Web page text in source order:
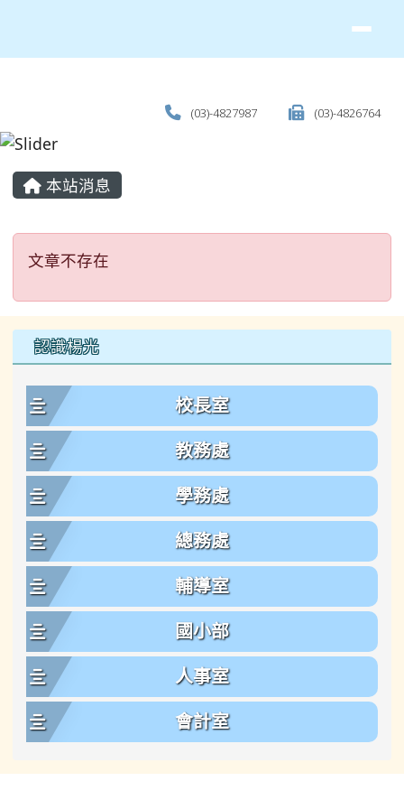
(03)-4827987 (03)-4826764
主內容區域
本站消息
文章不存在
文章不存在
左邊區域內容
認識楊光
校長室
教務處
學務處
總務處
輔導室
國小部
人事室
會計室